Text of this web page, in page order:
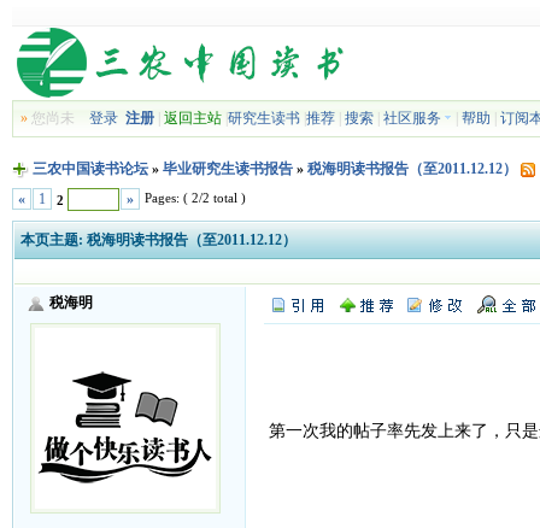
»您尚未 登录 注册| 返回主站| 研究生读书| 推荐| 搜索| 社区服务 帮助 订阅
三农中国读书论坛» 毕业研究生读书报告» 税海明读书报告（至2011.12.12）
«
1 2 » Pages: ( 2/2 total )
本页主题: 税海明读书报告（至2011.12.12）
税海明
第一次我的帖子率先发上来了，只